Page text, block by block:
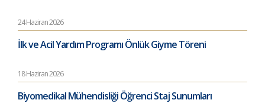
24 Haziran 2026
İlk ve Acil Yardım Programı Önlük Giyme Töreni
18 Haziran 2026
Biyomedikal Mühendisliği Öğrenci Staj Sunumları